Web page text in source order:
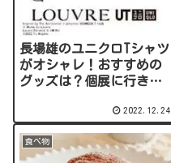
長場雄のユニクロTシャツ
がオシャレ！おすすめの
グッズは？個展に行きた
2022.12.24
食べ物